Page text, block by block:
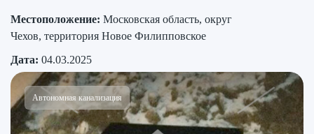
Местоположение: Московская область, округ
Чехов, территория Новое Филипповское
Дата: 04.03.2025
Автономная канализация